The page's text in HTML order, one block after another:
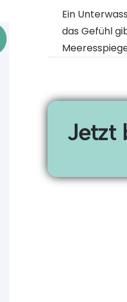
Ein
das Gefühl
Jetzt